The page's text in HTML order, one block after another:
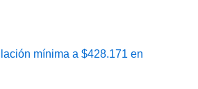
mínima a $428.171 en